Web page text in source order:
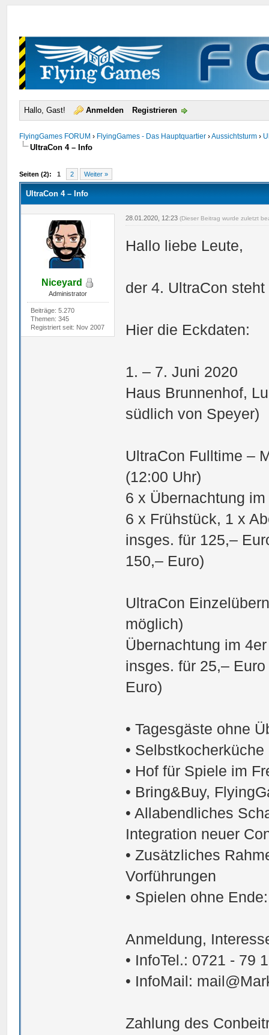
Hallo, Gast! Anmelden Registrieren
FlyingGames FORUM › FlyingGames - Das Hauptquartier ›Aussichtsturm ›
UltraCon 4 – Info
Seiten (2): 1 2 Weiter »
UltraCon 4 – Info
Niceyard
Administrator
Beiträge: 5.270
Themen: 345
Registriert seit: Nov 2007
28.01.2020, 12:23(Dieser Beitrag wurde zuletzt
Hallo liebe Leute,
der 4. UltraCon
Hier die Eckdaten:
1. – 7. Juni 2020
Haus Brunnenhof,
südlich von Speyer)
UltraCon Fulltime –
(12:00 Uhr)
6 x Übernachtung
6 x Frühstück, 1 x
insges. für 125,–
150,– Euro)
UltraCon
möglich)
Übernachtung im
insges. für 25,–
Euro)
• Tagesgäste ohne
•
• Hof für Spiele im
• Bring&Buy,
• Allabendliches
Integration neuer
• Zusätzliches
Vorführungen
• Spielen ohne
Anmeldung,
• InfoTel.: 0721 - 79
• InfoMail:
Zahlung des